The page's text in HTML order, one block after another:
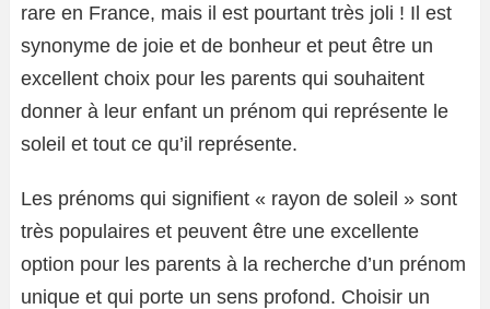
rare en France, mais il est pourtant très joli ! Il est
synonyme de joie et de bonheur et peut être un
excellent choix pour les parents qui souhaitent
donner à leur enfant un prénom qui représente le
soleil et tout ce qu’il représente.
Les prénoms qui signifient « rayon de soleil » sont
très populaires et peuvent être une excellente
option pour les parents à la recherche d’un prénom
unique et qui porte un sens profond. Choisir un